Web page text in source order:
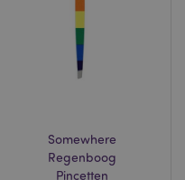
Somewhere
Regenboog
Pincetten